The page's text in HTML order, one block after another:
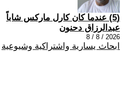
(5) عندما كان كارل ماركس شاباً
عبدالرزاق دحنون
2026 / 8 / 8
ابحاث يسارية واشتراكية وشيوعية